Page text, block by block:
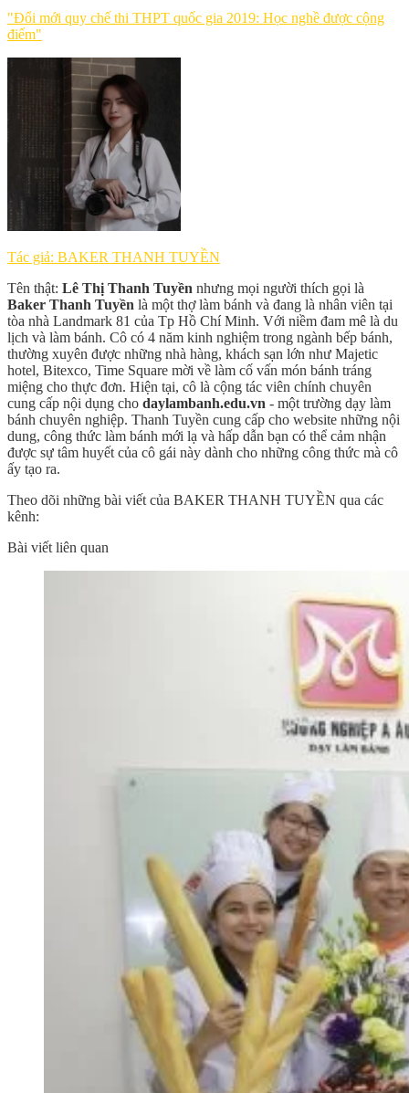
"Đổi mới quy chế thi THPT quốc gia 2019: Học nghề được cộng
điểm"
Tác giả: BAKER THANH TUYỀN
Tên thật: Lê Thị Thanh Tuyền nhưng mọi người thích gọi là
Baker Thanh Tuyền là một thợ làm bánh và đang là nhân viên tại
tòa nhà Landmark 81 của Tp Hồ Chí Minh. Với niềm đam mê là du
lịch và làm bánh. Cô có 4 năm kinh nghiệm trong ngành bếp bánh,
thường xuyên được những nhà hàng, khách sạn lớn như Majetic
hotel, Bitexco, Time Square mời về làm cố vấn món bánh tráng
miệng cho thực đơn. Hiện tại, cô là cộng tác viên chính chuyên
cung cấp nội dụng cho daylambanh.edu.vn - một trường dạy làm
bánh chuyên nghiệp. Thanh Tuyền cung cấp cho website những nội
dung, công thức làm bánh mới lạ và hấp dẫn bạn có thể cảm nhận
được sự tâm huyết của cô gái này dành cho những công thức mà cô
ấy tạo ra.
Theo dõi những bài viết của BAKER THANH TUYỀN qua các
kênh:
Bài viết liên quan